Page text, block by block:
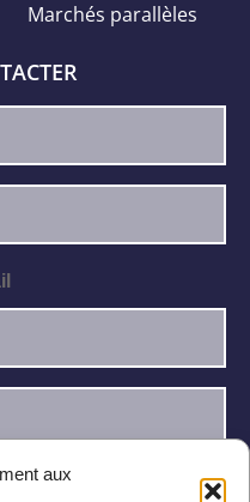
aux
Marchés parallèles